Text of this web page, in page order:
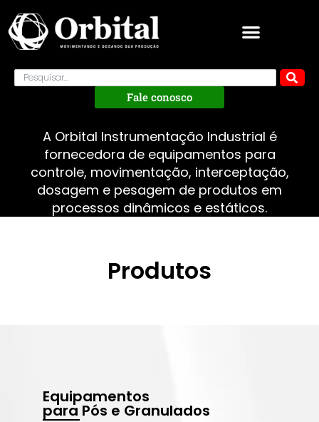
Fale conosco
A Orbital Instrumentação Industrial é
fornecedora de equipamentos para
controle, movimentação, interceptação,
dosagem e pesagem de produtos em
processos dinâmicos e estáticos.
Produtos
Equipamentos
para Pós e Granulados